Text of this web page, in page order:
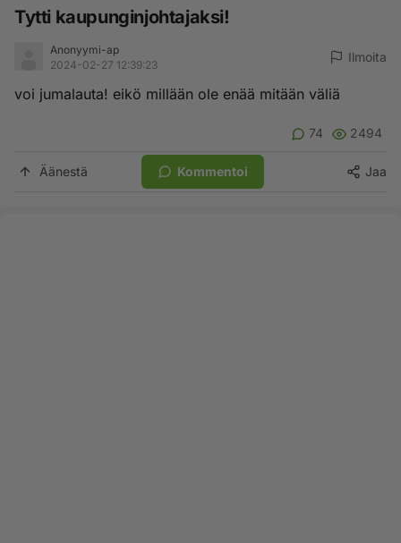
Tytti kaupunginjohtajaksi!
Anonyymi-ap
2024-02-27 12:39:23
Ilmoita
voi jumalauta! eikö millään ole enää mitään väliä
74 2494
Äänestä Kommentoi Jaa